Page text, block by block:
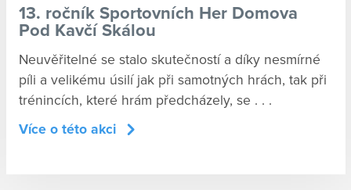
13. ročník Sportovních Her Domova
Pod Kavčí Skálou
Neuvěřitelné se stalo skutečností a díky nesmírné
píli a velikému úsilí jak při samotných hrách, tak při
trénincích, které hrám předcházely, se . . .
Více o této akci